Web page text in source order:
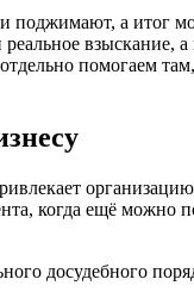
поджимают, а итог
взыскание,
помогаем там,
когда ещё можно
досудебного